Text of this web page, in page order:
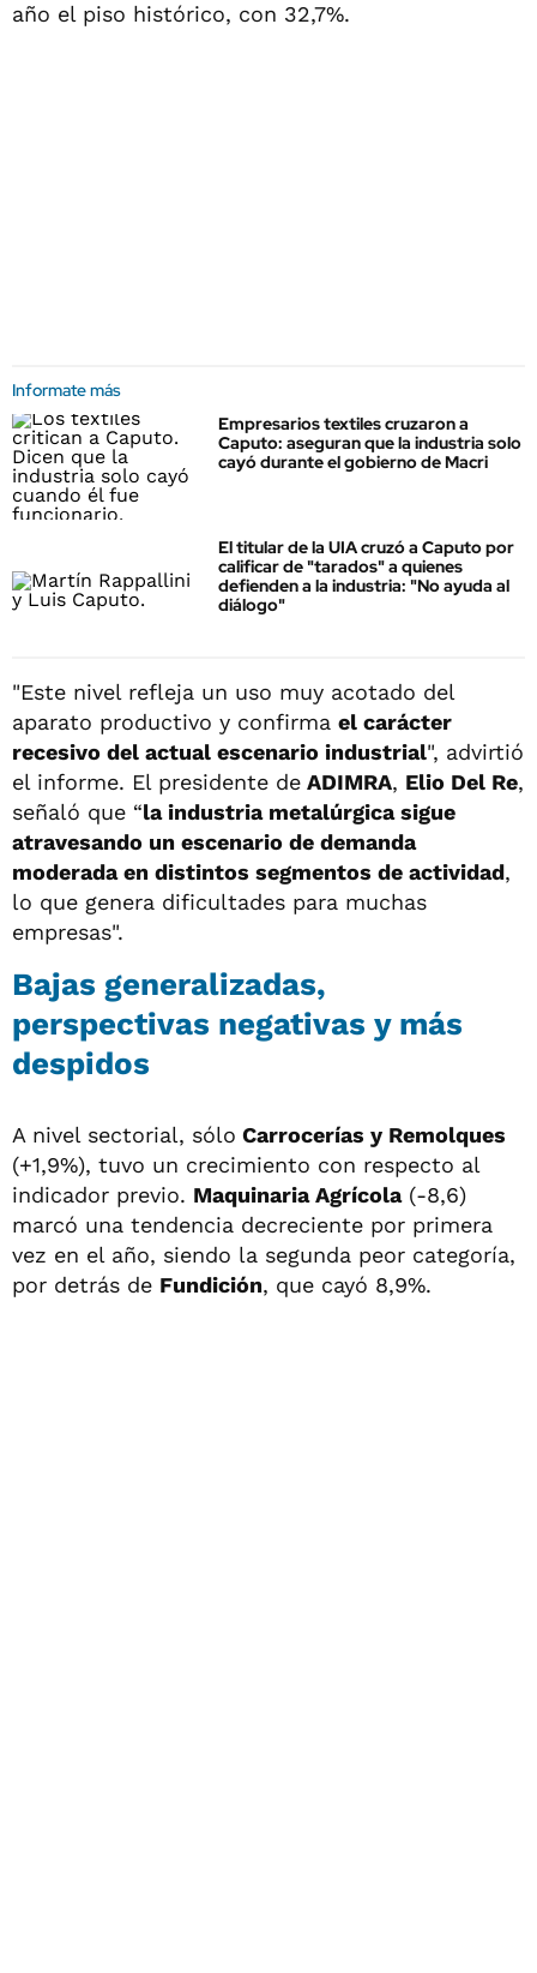
año el piso histórico, con 32,7%.
Informate más
Empresarios textiles cruzaron a
Caputo: aseguran que la industria solo
cayó durante el gobierno de Macri
El titular de la UIA cruzó a Caputo por
calificar de "tarados" a quienes
defienden a la industria: "No ayuda al
diálogo"
"Este nivel refleja un uso muy acotado del
aparato productivo y confirma el carácter
recesivo del actual escenario industrial", advirtió
el informe. El presidente de ADIMRA, Elio Del Re,
señaló que “la industria metalúrgica sigue
atravesando un escenario de demanda
moderada en distintos segmentos de actividad,
lo que genera dificultades para muchas
empresas".
Bajas generalizadas,
perspectivas negativas y más
despidos
A nivel sectorial, sólo Carrocerías y Remolques
(+1,9%), tuvo un crecimiento con respecto al
indicador previo. Maquinaria Agrícola(-8,6)
marcó una tendencia decreciente por primera
vez en el año, siendo la segunda peor categoría,
por detrás de Fundición, que cayó 8,9%.